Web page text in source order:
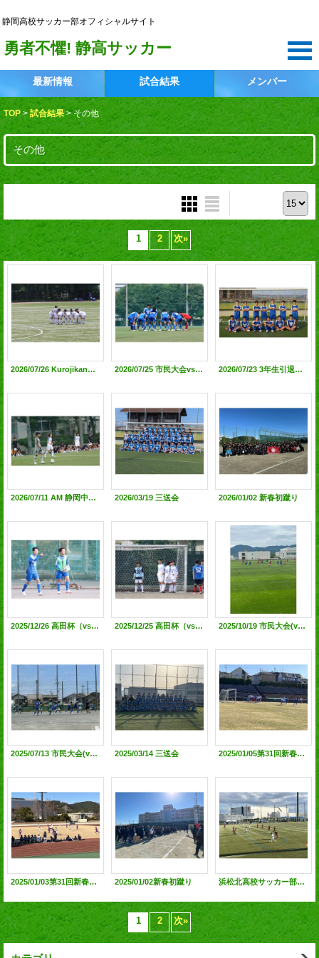
静岡高校サッカー部オフィシャルサイト
勇者不懼! 静高サッカー
最新情報 試合結果 メンバー
TOP > 試合結果 > その他
その他
1 2 次»
2026/07/26 KurojikanCup （VS 韮山高校、沼津東高校）@姫の沢公園スポーツ広場 2026/07/25 市民大会vs静岡北高校○2-1@静岡北高校G 2026/07/23 3年生引退試合 @中島人工芝G
2026/07/11 AM 静岡中央高校TRM@静岡中央高校G PM市民大会vs静岡城北高校 ●1-3@静岡城北高校G 2026/03/19 三送会 2026/01/02 新春初蹴り
2025/12/26 高田杯（vs浜松北、吉原）＠吉原高 2025/12/25 高田杯（vs吉原工業、富士）＠富士高 2025/10/19 市民大会(vs科学技術高校)@中島人工芝G
2025/07/13 市民大会(vs静岡市立高·静岡学園高)@静岡市立高G 2025/03/14 三送会 2025/01/05第31回新春高校サッカー静岡大会3日目@草薙球技場
2025/01/03第31回新春高校サッカー静岡大会1日目@西ケ谷総合運動場 2025/01/02新春初蹴り 浜松北高校サッカー部100周年記念事業招待試合（サーラグリーンフィールド浜北平口サッカー場）
1 2 次»